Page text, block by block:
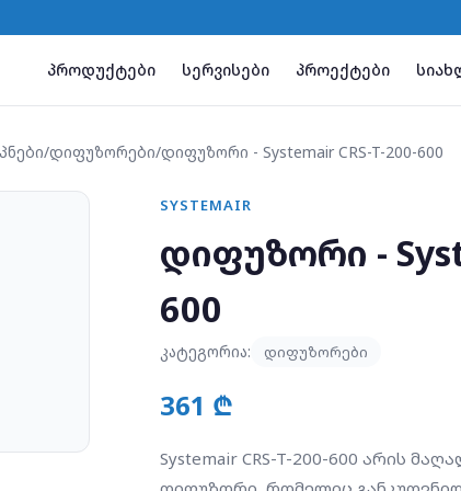
პროდუქტები სერვისები პროექტები
/დიფუზორები/დიფუზორი - Systemair CRS-T-200-600
SYSTEMAIR
დიფუზორი -
600
კატეგორია: დიფუზორები
361 ₾
Systemair CRS-T-200-600 არის